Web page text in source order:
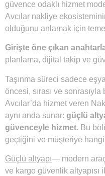
güvence odaklı hizmet
Avcılar nakliye
olduğunu anlamak için
Girişte öne çıkan
planlama, dijital takip ve
Taşınma süreci sadece
öncesi, sırası ve
Avcılar’da hizmet veren
aynı anda sunar: güçlü
güvenceyle hizmet. Bu
geçtiğini ve müşteriye hangi
Güçlü altyapı— modern
ve kargo güvenlik altyapısı